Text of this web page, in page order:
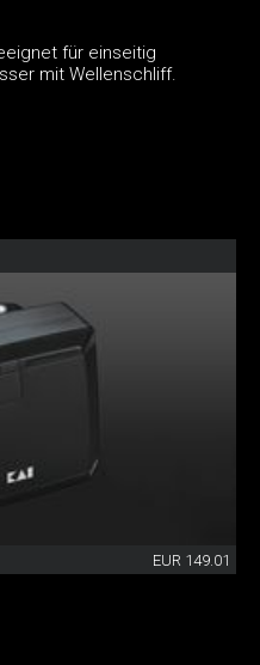
für einseitig
mit Wellenschliff.
EUR 149.01